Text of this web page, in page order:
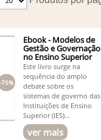
-75%
Ebook - Modelos de
Gestão e Governação
no Ensino Superior
Este livro surge na
sequência do amplo
debate sobre os
sistemas de governo das
Instituições de Ensino
Superior (IES)...
ver mais